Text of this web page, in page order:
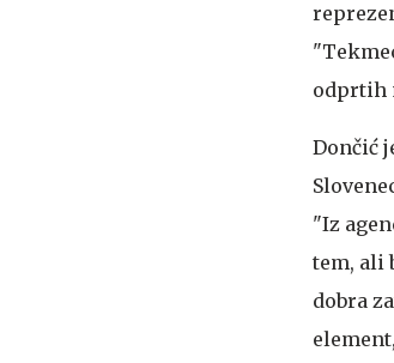
odprtih
Dončić
"Iz
tem, ali
dobra